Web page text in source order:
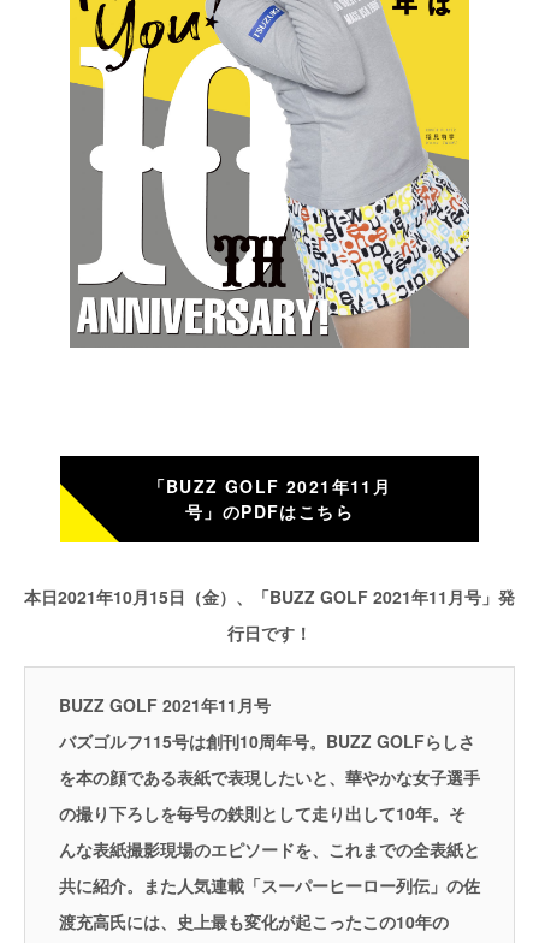
「BUZZ GOLF 2021年11月
号」のPDFはこちら
本日2021年10月15日（金）、「BUZZ GOLF 2021年11月号」発
行日です！
BUZZ GOLF 2021年11月号
バズゴルフ115号は創刊10周年号。BUZZ GOLFらしさ
を本の顔である表紙で表現したいと、華やかな女子選手
の撮り下ろしを毎号の鉄則として走り出して10年。そ
んな表紙撮影現場のエピソードを、これまでの全表紙と
共に紹介。また人気連載「スーパーヒーロー列伝」の佐
渡充高氏には、史上最も変化が起こったこの10年の